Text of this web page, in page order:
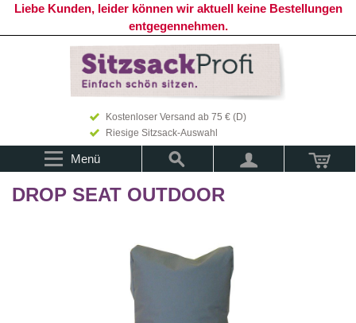
Liebe Kunden, leider können wir aktuell keine Bestellungen
entgegennehmen.
Kostenloser Versand ab 75 € (D)
Riesige Sitzsack-Auswahl
Menü
DROP SEAT OUTDOOR